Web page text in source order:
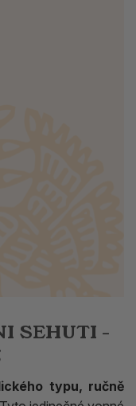
SEHUTI -
typu, ručně